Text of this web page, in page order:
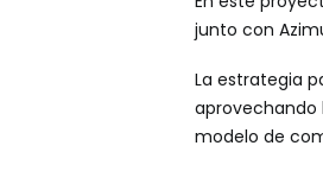
junto con
La estrategia
aprovechando
modelo de